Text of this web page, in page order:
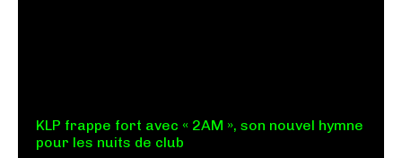
KLP frappe fort avec « 2AM », son nouvel hymne
pour les nuits de club